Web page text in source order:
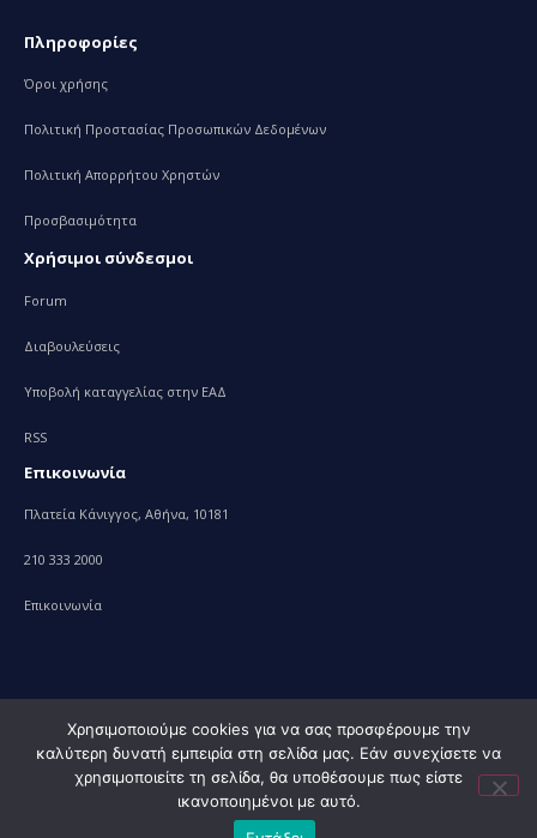
Πληροφορίες
Όροι χρήσης
Πολιτική Προστασίας Προσωπικών Δεδομένων
Πολιτική Απορρήτου Χρηστών
Προσβασιμότητα
Χρήσιμοι σύνδεσμοι
Forum
Διαβουλεύσεις
Υποβολή καταγγελίας στην ΕΑΔ
RSS
Επικοινωνία
Πλατεία Κάνιγγος, Αθήνα, 10181
210 333 2000
Επικοινωνία
© 2010 – 2023 Υπουργείο Ανάπτυξης, powered byEvolution
Projects+
Χρησιμοποιούμε cookies για να σας προσφέρουμε την
καλύτερη δυνατή εμπειρία στη σελίδα μας. Εάν συνεχίσετε να
χρησιμοποιείτε τη σελίδα, θα υποθέσουμε πως είστε
ικανοποιημένοι με αυτό.